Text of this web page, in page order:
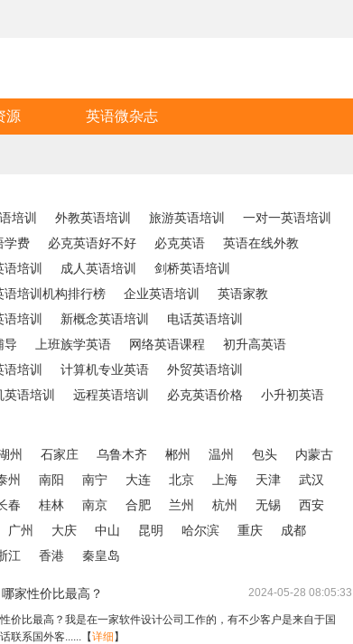
源 英语微杂志
培训 外教英语培训 旅游英语培训
一对一英语培训
学费 必克英语好不好 必克英语
英语在线外教
培训 成人英语培训
剑桥英语培训
语培训机构排行榜 企业英语培训
英语家教
语培训 新概念英语培训
电话英语培训
导 上班族学英语 网络英语课程
初升高英语
语培训 计算机专业英语
外贸英语培训
英语培训 远程英语培训 必克英语价格
小升初英语
州 石家庄 乌鲁木齐 郴州 温州 包头
内蒙古
州 南阳 南宁 大连 北京 上海 天津
武汉
春 桂林 南京 合肥 兰州 杭州 无锡
西安
广州 大庆 中山 昆明 哈尔滨 重庆
成都
江 香港 秦皇岛
家性价比最高？ 2024-05-28 08:05:33
价比最高？我是在一家软件设计公司工作的，有不少客户是来自于国
联系国外客...... 【详细 】